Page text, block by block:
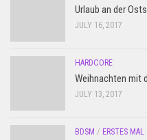
Urlaub an der
JULY 16, 2017
HARDCORE
Weihnachten mit
JULY 13, 2017
BDSM / ERSTES MAL